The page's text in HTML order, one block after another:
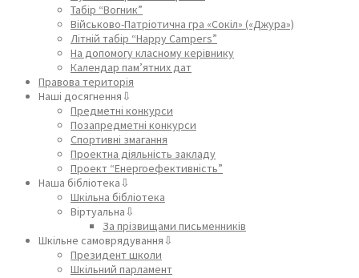
Табір “Вогник”
Військово-Патріотична гра «Сокіл» («Джура»)
Літній табір “Happy Campers”
На допомогу класному керівнику
Календар пам’ятних дат
Правова територія
Наші досягнення⇩
Предметні конкурси
Позапредметні конкурси
Спортивні змагання
Проектна діяльність закладу
Проект “Енергоефективність”
Наша бібліотека⇩
Шкільна бібліотека
Віртуальна⇩
За прізвищами письменників
Шкільне самоврядування⇩
Президент школи
Шкільний парламент